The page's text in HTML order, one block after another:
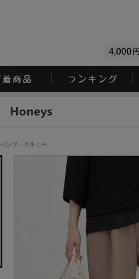
パンツ・スキニー